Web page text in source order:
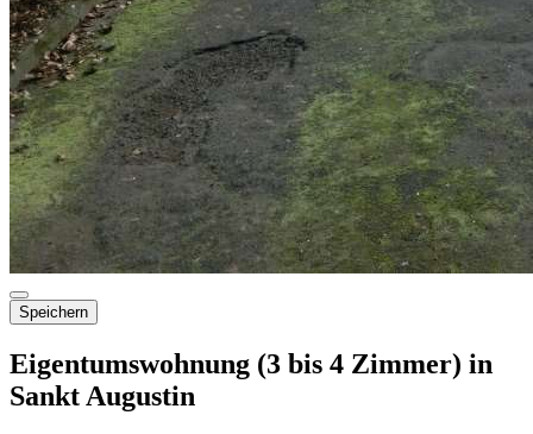
Speichern
Eigentumswohnung (3 bis 4 Zimmer) in
Sankt Augustin